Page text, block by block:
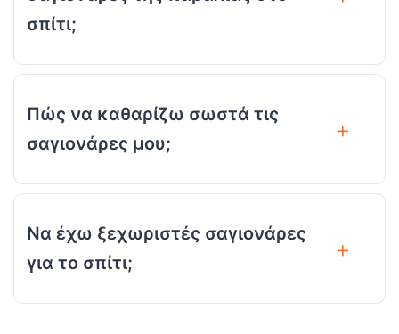
σπίτι;
Πώς να καθαρίζω σωστά τις
σαγιονάρες μου;
Να έχω ξεχωριστές σαγιονάρες
για το σπίτι;